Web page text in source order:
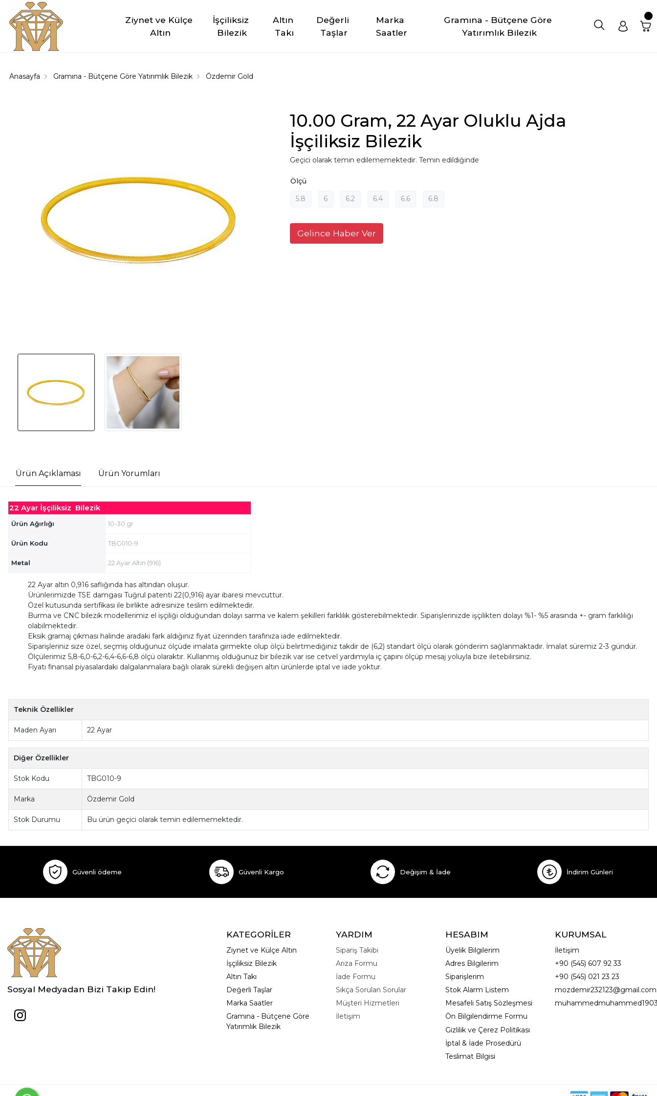
Ziynet ve Külçe
Altın
İşçiliksiz
Bilezik
Altın
Takı
Değerli
Taşlar
Marka
Saatler
Gramına - Bütçene Göre
Yatırımlık Bilezik
Anasayfa Gramına - Bütçene Göre Yatırımlık Bilezik Özdemir Gold
10.00 Gram, 22 Ayar Oluklu Ajda
İşçiliksiz Bilezik
Geçici olarak temin edilememektedir. Temin edildiğinde
Ölçü
5.8 6 6.2 6.4 6.6 6.8
Gelince Haber Ver
Ürün Açıklaması Ürün Yorumları
22 Ayar İşçiliksiz Bilezik
Ürün Ağırlığı 10-30 gr
Ürün Kodu TBG010-9
Metal 22 Ayar Altın (916)
22 Ayar altın 0,916 saflığında has altından oluşur.
Ürünlerimizde TSE damgası Tuğrul patenti 22(0,916) ayar ibaresi mevcuttur.
Özel kutusunda sertifikası ile birlikte adresinize teslim edilmektedir.
Burma ve CNC bilezik modellerimiz el işçiliği olduğundan dolayı sarma ve kalem şekilleri farklılık gösterebilmektedir. Siparişlerinizde işçilikten dolayı %1- %5 arasında +- gram farklılığı
olabilmektedir.
Eksik gramaj çıkması halinde aradaki fark aldığınız fiyat üzerinden tarafınıza iade edilmektedir.
Siparişleriniz size özel, seçmiş olduğunuz ölçüde imalata girmekte olup ölçü belirtmediğiniz takdir de (6,2) standart ölçü olarak gönderim sağlanmaktadır. İmalat süremiz 2-3 gündür.
Ölçülerimiz 5,8-6,0-6,2-6,4-6,6-6,8 ölçü olaraktır. Kullanmış olduğunuz bir bilezik var ise cetvel yardımıyla iç çapını ölçüp mesaj yoluyla bize iletebilirsiniz.
Fiyatı finansal piyasalardaki dalgalanmalara bağlı olarak sürekli değişen altın ürünlerde iptal ve iade yoktur.
Teknik Özellikler
Maden Ayarı 22 Ayar
Diğer Özellikler
Stok Kodu TBG010-9
Marka Özdemir Gold
Stok Durumu Bu ürün geçici olarak temin edilememektedir.
Güvenli ödeme Güvenli Kargo Değişim & İade İndirim Günleri
Sosyal Medyadan Bizi Takip Edin!
KATEGORİLER
Ziynet ve Külçe Altın
İşçiliksiz Bilezik
Altın Takı
Değerli Taşlar
Marka Saatler
Gramına - Bütçene Göre
Yatırımlık Bilezik
YARDIM
Sipariş Takibi
Arıza Formu
İade Formu
Sıkça Sorulan Sorular
Müşteri Hizmetleri
İletişim
HESABIM
Üyelik Bilgilerim
Adres Bilgilerim
Siparişlerim
Stok Alarm Listem
Mesafeli Satış Sözleşmesi
Ön Bilgilendirme Formu
Gizlilik ve Çerez Politikası
İptal & İade Prosedürü
Teslimat Bilgisi
KURUMSAL
İletişim
+90 (545) 607 92 33
+90 (545) 021 23 23
mozdemir232123@gmail.com